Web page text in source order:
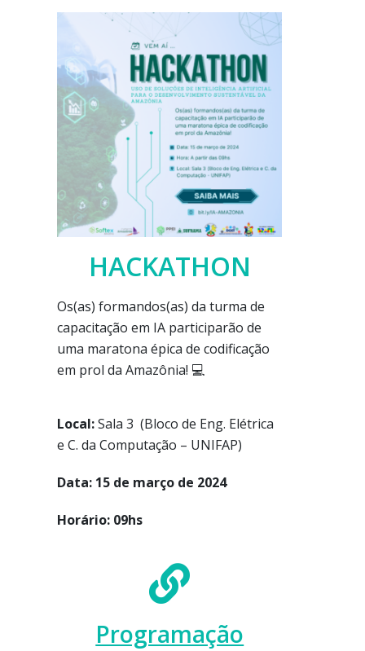
HACKATHON
Os(as) formandos(as) da turma de
capacitação em IA participarão de
uma maratona épica de codificação
em prol da Amazônia! 💻
Local:Sala 3 (Bloco de Eng. Elétrica
e C. da Computação – UNIFAP)
Data: 15 de março de 2024
Horário: 09hs
Programação